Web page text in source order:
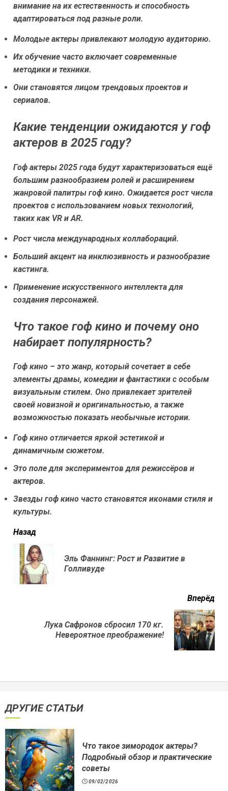
внимание на их естественность и способность
адаптироваться под разные роли.
Молодые актеры привлекают молодую аудиторию.
Их обучение часто включает современные
методики и техники.
Они становятся лицом трендовых проектов и
сериалов.
Какие тенденции ожидаются у гоф
актеров в 2025 году?
Гоф актеры 2025 года будут характеризоваться ещё
большим разнообразием ролей и расширением
жанровой палитры гоф кино. Ожидается рост числа
проектов с использованием новых технологий,
таких как VR и AR.
Рост числа международных коллабораций.
Больший акцент на инклюзивность и разнообразие
кастинга.
Применение искусственного интеллекта для
создания персонажей.
Что такое гоф кино и почему оно
набирает популярность?
Гоф кино – это жанр, который сочетает в себе
элементы драмы, комедии и фантастики с особым
визуальным стилем. Оно привлекает зрителей
своей новизной и оригинальностью, а также
возможностью показать необычные истории.
Гоф кино отличается яркой эстетикой и
динамичным сюжетом.
Это поле для экспериментов для режиссёров и
актеров.
Звезды гоф кино часто становятся иконами стиля и
культуры.
читать
еще
Назад
Эль Фаннинг: Рост и Развитие в
Голливуде
Вперёд
Лука Сафронов сбросил 170 кг.
Невероятное преображение!
ДРУГИЕ СТАТЬИ
Что такое зимородок актеры?
Подробный обзор и практические
советы
09/02/2026